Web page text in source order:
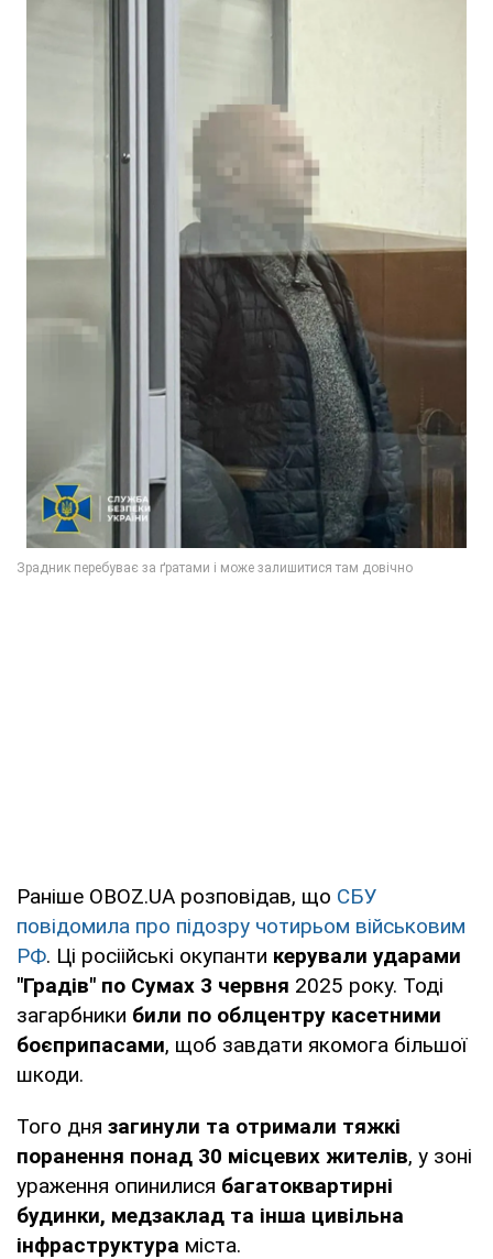
Раніше OBOZ.UA розповідав, що СБУ
повідомила про підозру чотирьом військовим
РФ. Ці росіійські окупанти керували ударами
"Градів" по Сумах 3 червня 2025 року. Тоді
загарбники били по облцентру касетними
боєприпасами, щоб завдати якомога більшої
шкоди.
Того дня загинули та отримали тяжкі
поранення понад 30 місцевих жителів, у зоні
ураження опинилися багатоквартирні
будинки, медзаклад та інша цивільна
інфраструктура міста.